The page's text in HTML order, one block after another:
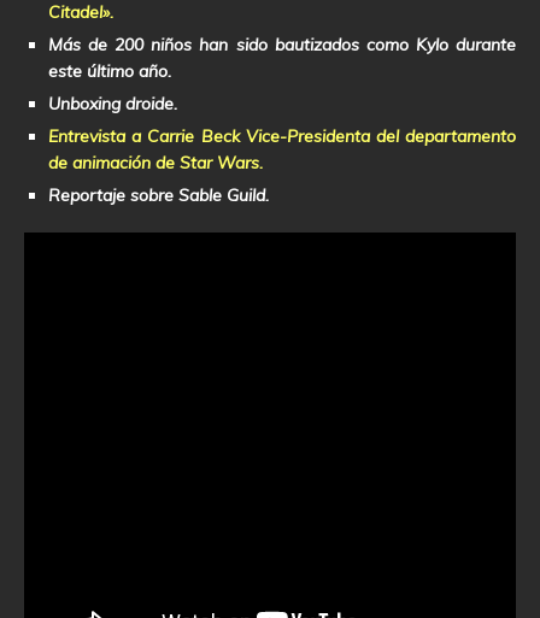
Citadel».
Más de 200 niños han sido bautizados como Kylo durante
este último año.
Unboxing droide.
Entrevista a Carrie Beck Vice-Presidenta del departamento
de animación de Star Wars.
Reportaje sobre Sable Guild.